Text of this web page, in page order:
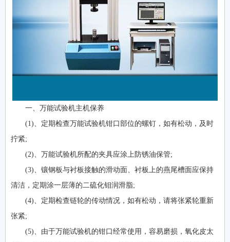
一、万能试验机主机保养
(1)、定期检查万能试验机钳口部位的螺钉，如有松动，及时
拧紧;
(2)、万能试验机所配的夹具应涂上防锈油保管;
(3)、镶钢板与衬板接触的滑动面、衬板上的燕尾槽面应保持
清洁，定期涂一层薄的二硫化钼润滑脂;
(4)、定期检查链轮的传动情况，如有松动，请将张紧轮重新
张紧;
(5)、由于万能试验机的钳口经常使用，容易磨损，氧化皮太